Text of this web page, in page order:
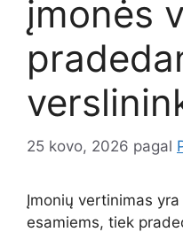
įmonės
25 kovo, 2026 pagal
Įmonių vertinimas
esamiems, tiek